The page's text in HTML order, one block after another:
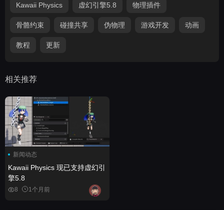
Kawaii Physics 虚幻引擎5.8 物理插件
骨骼约束 碰撞共享 伪物理 游戏开发 动画
教程 更新
相关推荐
新闻动态
Kawaii Physics 现已支持虚幻引
擎5.8
8 1个月前